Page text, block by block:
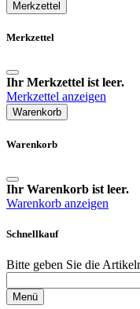
Merkzettel
Merkzettel
Ihr Merkzettel ist leer.
Merkzettel anzeigen
Warenkorb
Warenkorb
Ihr Warenkorb ist leer.
Warenkorb anzeigen
Schnellkauf
Bitte geben Sie die
Menü